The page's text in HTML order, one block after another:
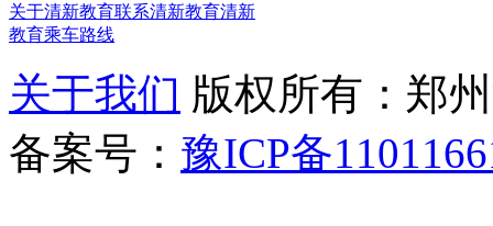
关于清新教育联系清新教育清新
教育乘车路线
关于我们 版权所有：郑
备案号： 豫ICP备